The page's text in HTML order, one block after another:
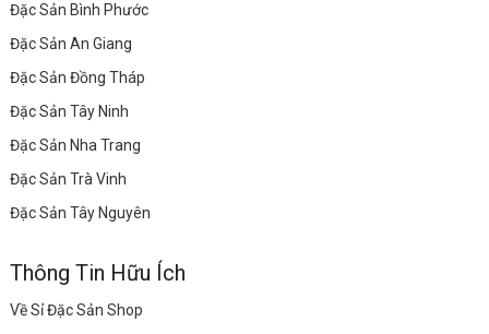
Đặc Sản Bình Phước
Đặc Sản An Giang
Đặc Sản Đồng Tháp
Đặc Sản Tây Ninh
Đặc Sản Nha Trang
Đặc Sản Trà Vinh
Đặc Sản Tây Nguyên
Thông Tin Hữu Ích
Về Sỉ Đặc Sản Shop